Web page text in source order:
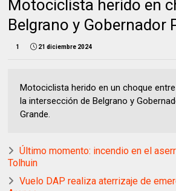
Motociclista herido en
Belgrano y Gobernador
1 21 diciembre 2024
Motociclista herido en un choque
la intersección de Belgrano y
Grande.
Último momento: incendio en el
Tolhuin
Vuelo DAP realiza aterrizaje de